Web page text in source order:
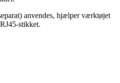
anvendes, hjælper værktøjet
stikket.